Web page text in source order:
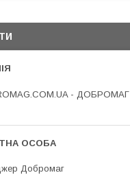
- ДОБРОМАГ
Добромаг